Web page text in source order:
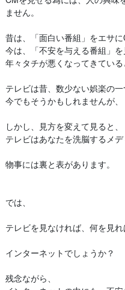
ません。
昔は、「面白い番組」をエサに
今は、「不安を与える番組」を
年々タチが悪くなってきている
テレビは昔、数少ない娯楽の一
今でもそうかもしれませんが、
しかし、見方を変えて見ると、
テレビはあなたを洗脳するメデ
物事には裏と表があります。
では、
テレビを見なければ、何を見
インターネットでしょうか？
残念ながら、